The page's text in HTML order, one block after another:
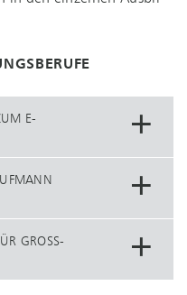
E-
GROSS- U